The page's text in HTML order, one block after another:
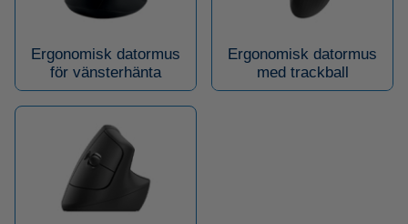
Ergonomisk datormus
för vänsterhänta
Ergonomisk datormus
med trackball